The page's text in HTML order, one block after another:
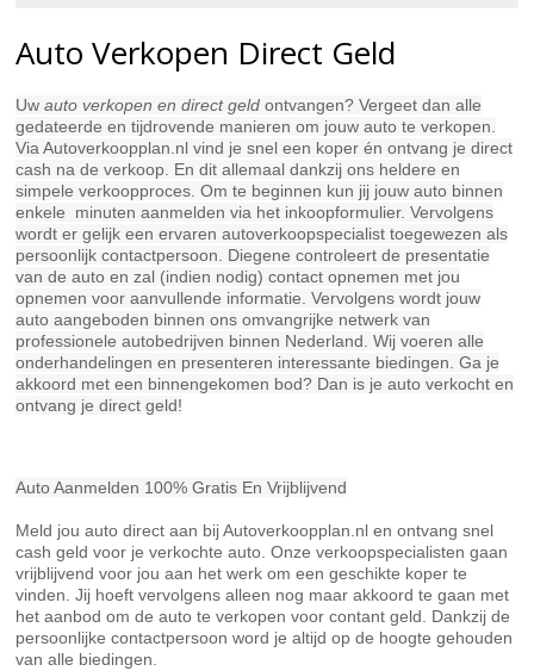
Auto Verkopen Direct Geld
Uwauto verkopen en direct geld ontvangen? Vergeet dan alle
gedateerde en tijdrovende manieren om jouw auto te verkopen.
Via Autoverkoopplan.nl vind je snel een koper én ontvang je direct
cash na de verkoop. En dit allemaal dankzij ons heldere en
simpele verkoopproces. Om te beginnen kun jij jouw auto binnen
enkele minuten aanmelden via het inkoopformulier. Vervolgens
wordt er gelijk een ervaren autoverkoopspecialist toegewezen als
persoonlijk contactpersoon. Diegene controleert de presentatie
van de auto en zal (indien nodig) contact opnemen met jou
opnemen voor aanvullende informatie. Vervolgens wordt jouw
auto aangeboden binnen ons omvangrijke netwerk van
professionele autobedrijven binnen Nederland. Wij voeren alle
onderhandelingen en presenteren interessante biedingen. Ga je
akkoord met een binnengekomen bod? Dan is je auto verkocht en
ontvang je direct geld!
Auto Aanmelden 100% Gratis En Vrijblijvend
Meld jou auto direct aan bij Autoverkoopplan.nl en ontvang snel
cash geld voor je verkochte auto. Onze verkoopspecialisten gaan
vrijblijvend voor jou aan het werk om een geschikte koper te
vinden. Jij hoeft vervolgens alleen nog maar akkoord te gaan met
het aanbod om de auto te verkopen voor contant geld. Dankzij de
persoonlijke contactpersoon word je altijd op de hoogte gehouden
van alle biedingen.